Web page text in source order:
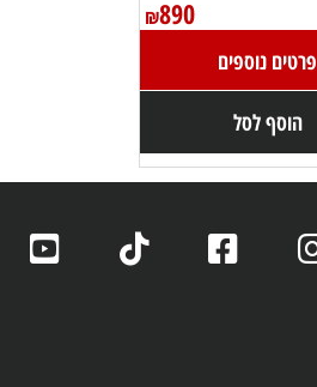
₪890
פרטים נוספים
הוסף לסל